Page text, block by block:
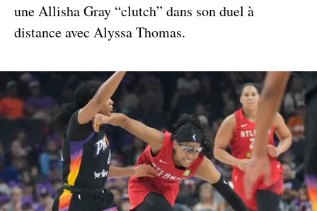
une Allisha Gray “clutch” dans son duel à
distance avec Alyssa Thomas.